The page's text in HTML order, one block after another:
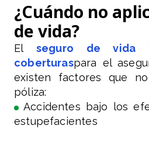
¿Cuándo no
de vida?
El seguro de vida
coberturaspara el
existen factores que
póliza:
Accidentes bajo los
estupefacientes